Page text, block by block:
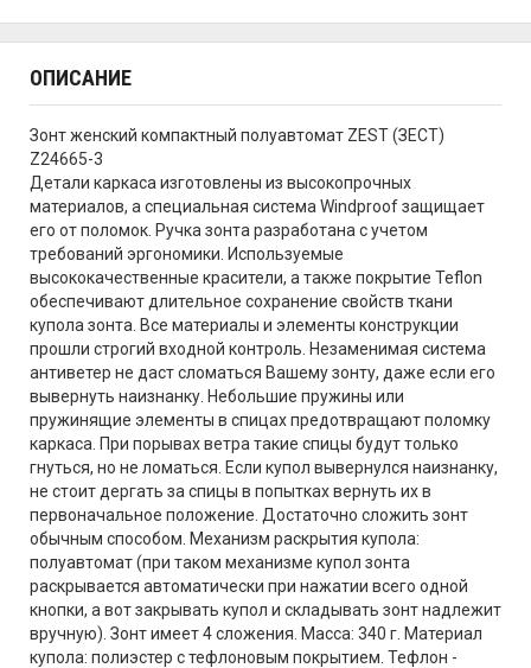
ОПИСАНИЕ
Зонт женский компактный полуавтомат ZEST (ЗЕСТ)
Z24665-3
Детали каркаса изготовлены из высокопрочных
материалов, а специальная система Windproof защищает
его от поломок. Ручка зонта разработана с учетом
требований эргономики. Используемые
высококачественные красители, а также покрытие Teflon
обеспечивают длительное сохранение свойств ткани
купола зонта. Все материалы и элементы конструкции
прошли строгий входной контроль. Незаменимая система
антиветер не даст сломаться Вашему зонту, даже если его
вывернуть наизнанку. Небольшие пружины или
пружинящие элементы в спицах предотвращают поломку
каркаса. При порывах ветра такие спицы будут только
гнуться, но не ломаться. Если купол вывернулся наизнанку,
не стоит дергать за спицы в попытках вернуть их в
первоначальное положение. Достаточно сложить зонт
обычным способом. Механизм раскрытия купола:
полуавтомат (при таком механизме купол зонта
раскрывается автоматически при нажатии всего одной
кнопки, а вот закрывать купол и складывать зонт надлежит
вручную). Зонт имеет 4 сложения. Масса: 340 г. Материал
купола: полиэстер с тефлоновым покрытием. Тефлон -